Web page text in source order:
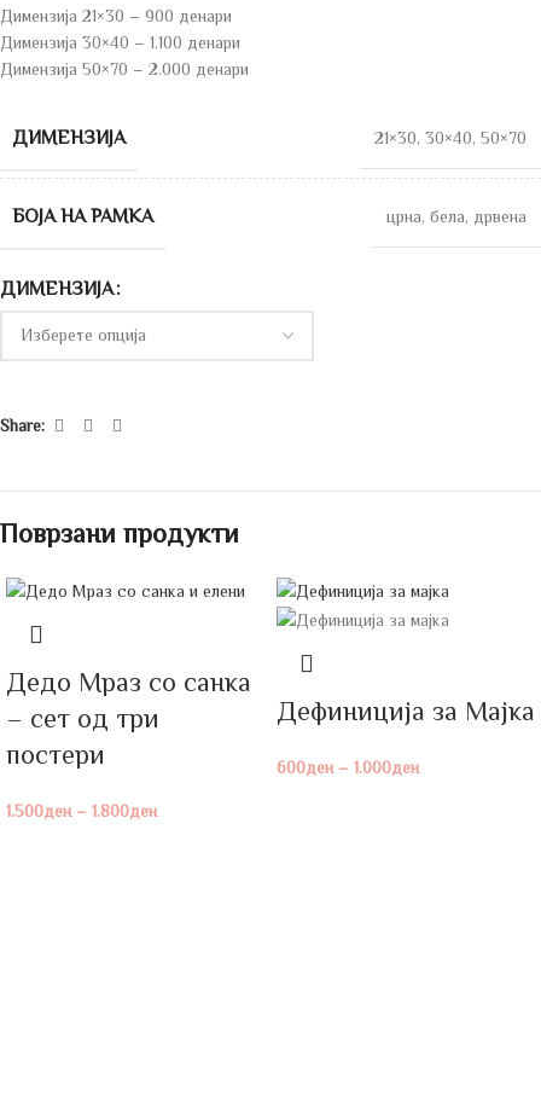
Димензија 21×30 – 900 денари
Димензија 30×40 – 1.100 денари
Димензија 50×70 – 2.000 денари
ДИМЕНЗИЈА 21×30, 30×40, 50×70
БОЈА НА РАМКА црна, бела, дрвена
ДИМЕНЗИЈА
Share:
Поврзани продукти
Дедо Мраз со санка
– сет од три
постери
1.500ден– 1.800ден
Дефиниција за Мајка
600ден – 1.000ден